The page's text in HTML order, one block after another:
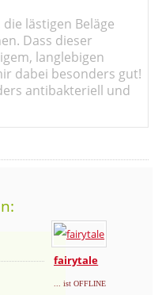
lästigen Beläge
Dass dieser
langlebigen
dabei besonders gut!
antibakteriell und
fairytale
... ist OFFLINE